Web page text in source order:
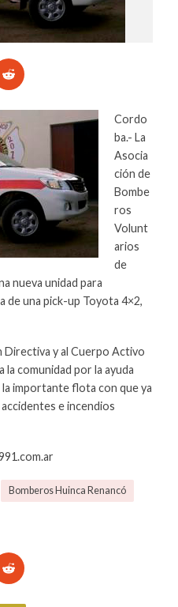
Cordo
ba.- La
Asocia
ción de
Bombe
ros
Volunt
arios
de
nueva unidad para
de una pick-up Toyota 4×2,
Directiva y al Cuerpo Activo
comunidad por la ayuda
importante flota con que ya
e incendios
Bomberos Huinca Renancó